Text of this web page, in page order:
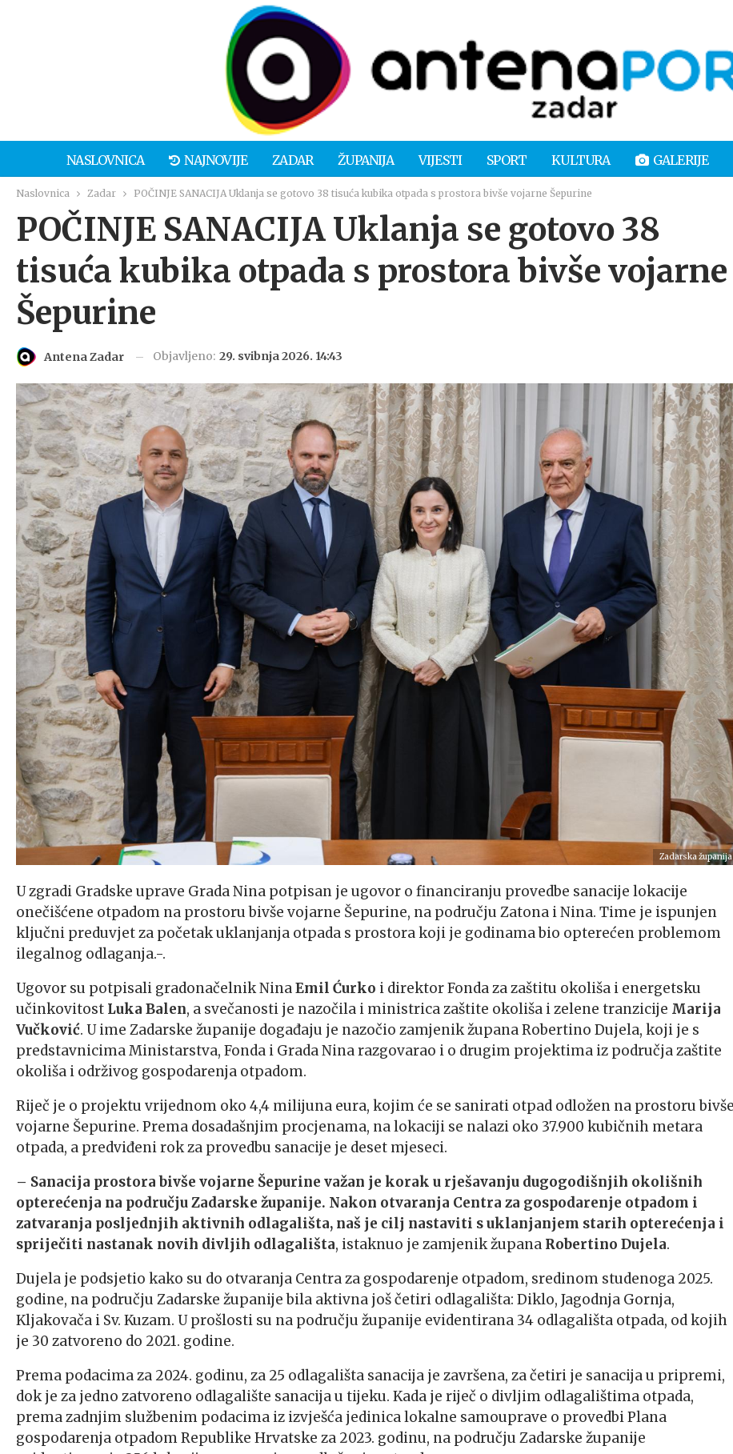
NASLOVNICA NAJNOVIJE ZADAR ŽUPANIJA VIJESTI SPORT KULTURA GALERIJE
Naslovnica Zadar POČINJE SANACIJA Uklanja se gotovo 38 tisuća kubika otpada s prostora bivše vojarne Šepurine
POČINJE SANACIJA Uklanja se gotovo 38
tisuća kubika otpada s prostora bivše vojarne
Šepurine
Antena Zadar Objavljeno: 29. svibnja 2026. 14:43
Zadarska županija
U zgradi Gradske uprave Grada Nina potpisan je ugovor o financiranju provedbe sanacije lokacije
onečišćene otpadom na prostoru bivše vojarne Šepurine, na području Zatona i Nina. Time je ispunjen
ključni preduvjet za početak uklanjanja otpada s prostora koji je godinama bio opterećen problemom
ilegalnog odlaganja.-.
Ugovor su potpisali gradonačelnik NinaEmil Ćurko i direktor Fonda za zaštitu okoliša i energetsku
učinkovitost Luka Balen, a svečanosti je nazočila i ministrica zaštite okoliša i zelene tranzicije Marija
Vučković. U ime Zadarske županije događaju je nazočio zamjenik župana Robertino Dujela, koji je s
predstavnicima Ministarstva, Fonda i Grada Nina razgovarao i o drugim projektima iz područja zaštite
okoliša i održivog gospodarenja otpadom.
Riječ je o projektu vrijednom oko 4,4 milijuna eura, kojim će se sanirati otpad odložen na prostoru bivše
vojarne Šepurine. Prema dosadašnjim procjenama, na lokaciji se nalazi oko 37.900 kubičnih metara
otpada, a predviđeni rok za provedbu sanacije je deset mjeseci.
– Sanacija prostora bivše vojarne Šepurine važan je korak u rješavanju dugogodišnjih okolišnih
opterećenja na području Zadarske županije. Nakon otvaranja Centra za gospodarenje otpadom i
zatvaranja posljednjih aktivnih odlagališta, naš je cilj nastaviti s uklanjanjem starih opterećenja i
spriječiti nastanak novih divljih odlagališta, istaknuo je zamjenik župana Robertino Dujela.
Dujela je podsjetio kako su do otvaranja Centra za gospodarenje otpadom, sredinom studenoga 2025.
godine, na području Zadarske županije bila aktivna još četiri odlagališta: Diklo, Jagodnja Gornja,
Kljakovača i Sv. Kuzam. U prošlosti su na području županije evidentirana 34 odlagališta otpada, od kojih
je 30 zatvoreno do 2021. godine.
Prema podacima za 2024. godinu, za 25 odlagališta sanacija je završena, za četiri je sanacija u pripremi,
dok je za jedno zatvoreno odlagalište sanacija u tijeku. Kada je riječ o divljim odlagalištima otpada,
prema zadnjim službenim podacima iz izvješća jedinica lokalne samouprave o provedbi Plana
gospodarenja otpadom Republike Hrvatske za 2023. godinu, na području Zadarske županije